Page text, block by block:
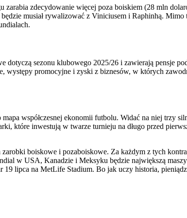
zdecydowanie więcej poza boiskiem (28 mln
musiał rywalizować z Viniciusem i Raphinhą.
dotyczą sezonu klubowego 2025/26 i zawierają pensje
promocyjne i zyski z biznesów, w których
współczesnej ekonomii futbolu. Widać na niej trzy
które inwestują w twarze turnieju na długo przed
boiskowe i pozaboiskowe. Za każdym z tych
w USA, Kanadzie i Meksyku będzie największą
lipca na MetLife Stadium. Bo jak uczy historia,